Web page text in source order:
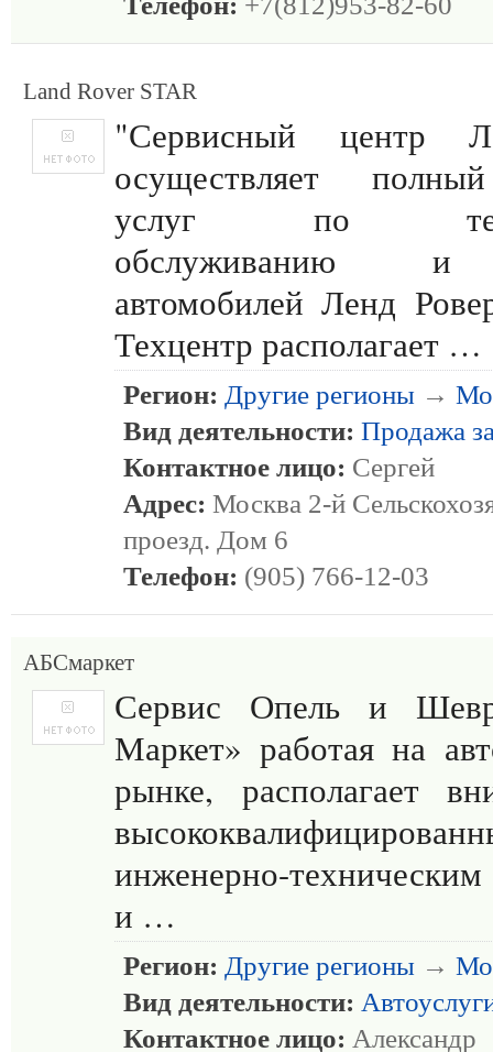
Land Rover STAR
"Сервисный центр
осуществляет
услуг по
обслуживанию и
автомобилей Ленд
Техцентр располагает …
Регион: Другие регионы →
Вид деятельности: Продажа
Контактное лицо: Сергей
Адрес: Москва 2-й
проезд. Дом 6
Телефон: (905) 766-12-03
АБСмаркет
Сервис Опель и
Маркет» работая на
рынке, располагает
инженерно-
и …
Регион: Другие регионы →
Вид деятельности:
Контактное лицо: Александр